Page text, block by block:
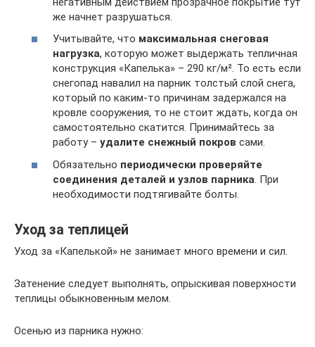
же начнет разрушаться.
Учитывайте, что максимальная снеговая
нагрузка, которую может выдержать тепличная
конструкция «Капелька» – 290 кг/м². То есть если
снегопад навалил на парник толстый слой снега,
который по каким-то причинам задержался на
кровле сооружения, то не стоит ждать, когда он
самостоятельно скатится. Принимайтесь за
работу – удалите снежный покров сами.
Обязательно периодически проверяйте
соединения деталей и узлов парника . При
необходимости подтягивайте болты.
Уход за теплицей
Уход за «Капелькой» не занимает много времени и сил.
Затенение следует выполнять, опрыскивая поверхности
теплицы обыкновенным мелом.
Осенью из парника нужно: